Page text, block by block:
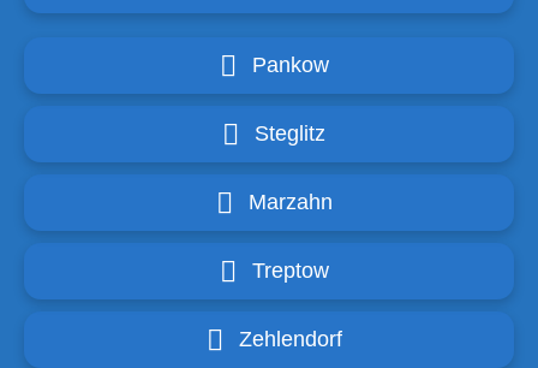
Pankow
Steglitz
Marzahn
Treptow
Zehlendorf